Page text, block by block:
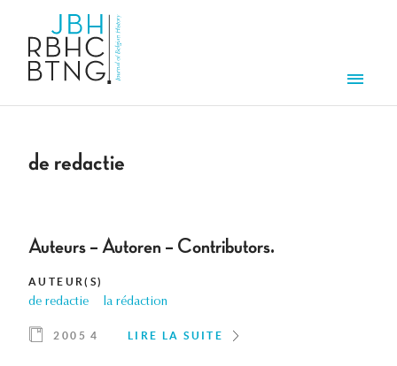
de redactie
Auteurs – Autoren – Contributors.
AUTEUR(S)
de redactie la rédaction
2005 4 LIRE LA SUITE